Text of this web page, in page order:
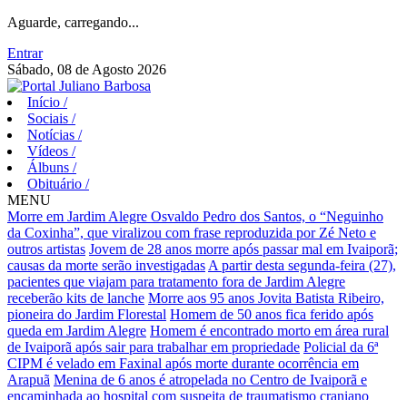
Aguarde, carregando...
Entrar
Sábado, 08 de Agosto 2026
Início /
Sociais /
Notícias /
Vídeos /
Álbuns /
Obituário /
MENU
Morre em Jardim Alegre Osvaldo Pedro dos Santos, o “Neguinho
da Coxinha”, que viralizou com frase reproduzida por Zé Neto e
outros artistas Jovem de 28 anos morre após passar mal em Ivaiporã;
causas da morte serão investigadas A partir desta segunda-feira (27),
pacientes que viajam para tratamento fora de Jardim Alegre
receberão kits de lanche Morre aos 95 anos Jovita Batista Ribeiro,
pioneira do Jardim Florestal Homem de 50 anos fica ferido após
queda em Jardim Alegre Homem é encontrado morto em área rural
de Ivaiporã após sair para trabalhar em propriedade Policial da 6ª
CIPM é velado em Faxinal após morte durante ocorrência em
Arapuã Menina de 6 anos é atropelada no Centro de Ivaiporã e
encaminhada ao hospital com suspeita de traumatismo craniano